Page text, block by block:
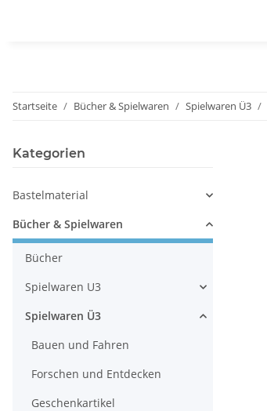
Startseite Bücher & Spielwaren Spielwaren Ü3
Kategorien
Bastelmaterial
Bücher & Spielwaren
Bücher
Spielwaren U3
Spielwaren Ü3
Bauen und Fahren
Forschen und Entdecken
Geschenkartikel